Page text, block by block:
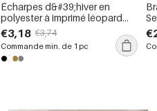
Écharpes d&#39;hiver en
polyester à imprimé léopard
uni, collection Simple Series,
motif animal naturel
€3,18 €3,74
Commande min. de 1 pc